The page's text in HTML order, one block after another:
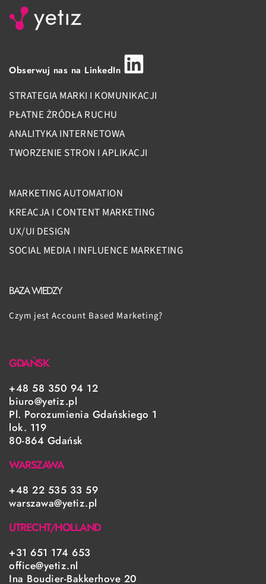
Obserwuj nas na LinkedIn
STRATEGIA MARKI I KOMUNIKACJI
PŁATNE ŻRÓDŁA RUCHU
ANALITYKA INTERNETOWA
TWORZENIE STRON I APLIKACJI
MARKETING AUTOMATION
KREACJA I CONTENT MARKETING
UX/UI DESIGN
SOCIAL MEDIA I INFLUENCE MARKETING
BAZA WIEDZY
Czym jest Account Based Marketing?
GDAŃSK
+48 58 350 94 12
biuro@yetiz.pl
Pl. Porozumienia Gdańskiego 1
lok. 119
80-864 Gdańsk
WARSZAWA
+48 22 535 33 59
warszawa@yetiz.pl
UTRECHT/HOLLAND
+31 651 174 653
office@yetiz.nl
Ina Boudier-Bakkerhove 20